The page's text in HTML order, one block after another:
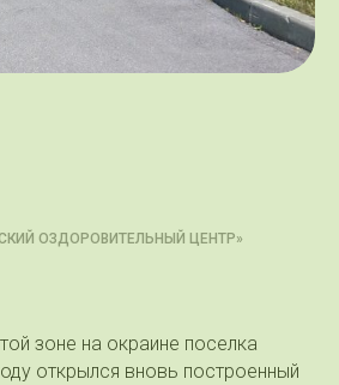
ОЗДОРОВИТЕЛЬНЫЙ ЦЕНТР»
зоне на окраине поселка
открылся вновь построенный